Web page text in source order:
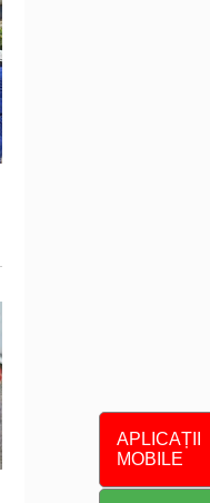
APLICAȚII
MOBILE